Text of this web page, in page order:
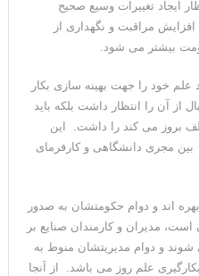
ایجاد تغییرات وسیع صحیح
مراقبت و نگهداری از
بیشتر می شود.
خود را جهت بهینه سازی بکار
از آن را انتظار داشت بلکه باید
بروز می کند را داشت. این
مجری دانشگاهی و کارفرمای
اند و دوام حکومتشان به صدور
است، مدیران و کارمندان صنایع بر
و دوام مدیریتشان منوط به
علم روز می باشد. از آنجا